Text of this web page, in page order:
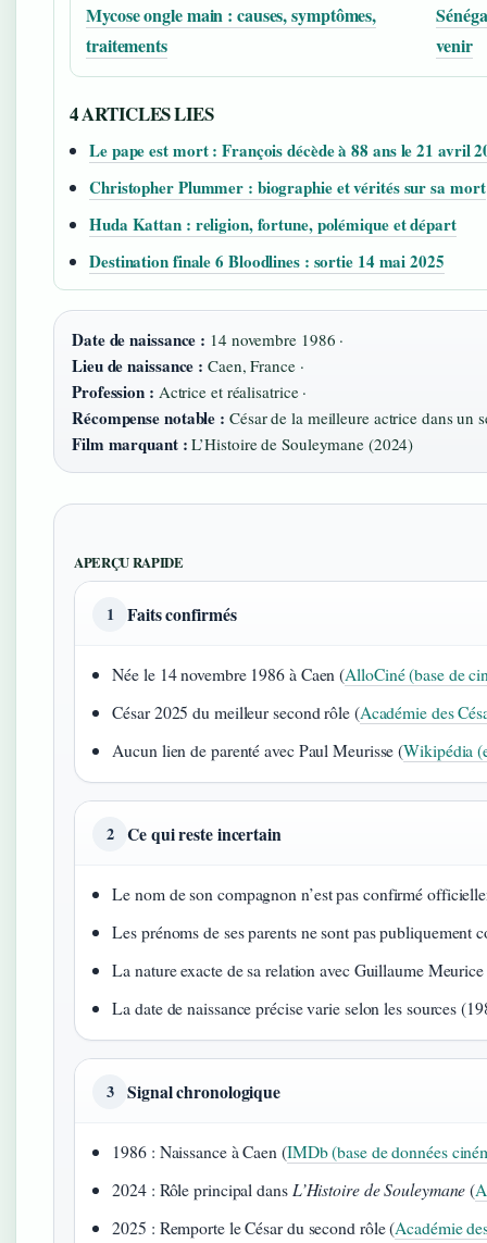
Mycose ongle main : causes, symptômes,
traitements
venir
4 ARTICLES LIES
Le pape est mort : François décède à 88 ans le 21 avril
Christopher Plummer : biographie et vérités sur sa mort
Huda Kattan : religion, fortune, polémique et départ
Destination finale 6 Bloodlines : sortie 14 mai 2025
Date de naissance : 14 novembre 1986 ·
Lieu de naissance : Caen, France ·
Profession : Actrice et réalisatrice ·
Récompense notable : César de la meilleure actrice dans un
Film marquant : L’Histoire de Souleymane (2024)
APERÇU RAPIDE
1 Faits confirmés
Née le 14 novembre 1986 à Caen (AlloCiné (base de
César 2025 du meilleur second rôle (Académie des
Aucun lien de parenté avec Paul Meurisse (Wikipédia
2 Ce qui reste incertain
Le nom de son compagnon n’est pas confirmé
Les prénoms de ses parents ne sont pas publiquement
La nature exacte de sa relation avec Guillaume
La date de naissance précise varie selon les sources
3 Signal chronologique
1986 : Naissance à Caen (IMDb (base de données
2024 : Rôle principal dans L’Histoire de Souleymane(
2025 : Remporte le César du second rôle (Académie